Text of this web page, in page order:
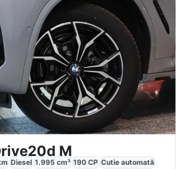
M
Diesel 1.995 cm³ 190 CP Cutie automată